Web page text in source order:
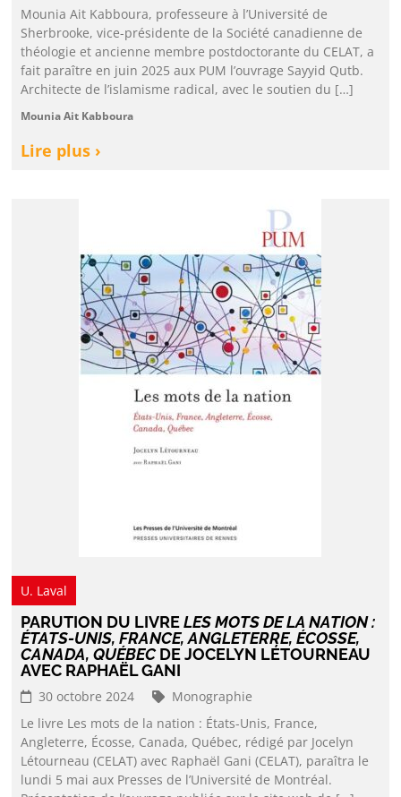
Mounia Ait Kabboura, professeure à l’Université de
Sherbrooke, vice-présidente de la Société canadienne de
théologie et ancienne membre postdoctorante du CELAT, a
fait paraître en juin 2025 aux PUM l’ouvrage Sayyid Qutb.
Architecte de l’islamisme radical, avec le soutien du […]
Mounia Ait Kabboura
Lire plus ›
U. Laval
PARUTION DU LIVRELES MOTS DE LA NATION :
ÉTATS-UNIS, FRANCE, ANGLETERRE, ÉCOSSE,
CANADA, QUÉBECDE JOCELYN LÉTOURNEAU
AVEC RAPHAËL GANI
30 octobre 2024
Monographie
Le livre Les mots de la nation : États-Unis, France,
Angleterre, Écosse, Canada, Québec, rédigé par Jocelyn
Létourneau (CELAT) avec Raphaël Gani (CELAT), paraîtra le
lundi 5 mai aux Presses de l’Université de Montréal.